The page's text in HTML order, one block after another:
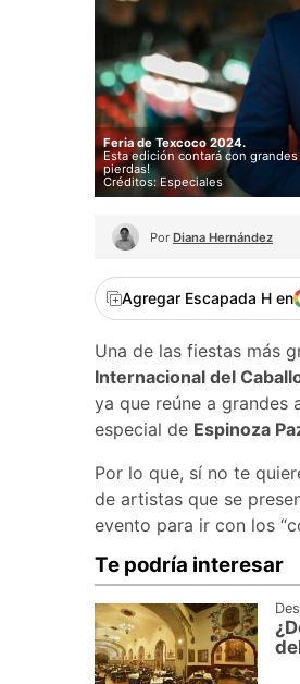
Feria de Texcoco 2024.
Esta edición contará con
pierdas!
Créditos: Especiales
Por Diana Hernández
Agregar Escapada H en
Una de las fiestas más
Internacional del
ya que reúne a grandes
especial de Espinoza
Por lo que, sí no te
de artistas que se
evento para ir con los
Te podría interesar